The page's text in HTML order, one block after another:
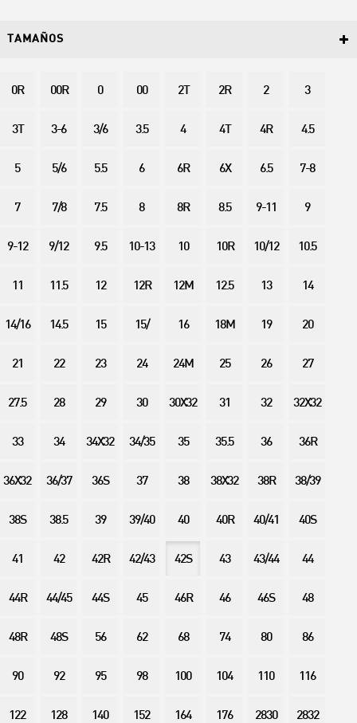
TAMAÑOS
0R 00R 0 00 2T 2R 2 3
3T 3-6 3/6 3.5 4 4T 4R 4.5
5 5/6 5.5 6 6R 6X 6.5 7-8
7 7/8 7.5 8 8R 8.5 9-11 9
9-12 9/12 9.5 10-13 10 10R 10/12 10.5
11 11.5 12 12R 12M 12.5 13 14
14/16 14.5 15 15/ 16 18M 19 20
21 22 23 24 24M 25 26 27
27.5 28 29 30 30X32 31 32 32X32
33 34 34X32 34/35 35 35.5 36 36R
36X32 36/37 36S 37 38 38X32 38R 38/39
38S 38.5 39 39/40 40 40R 40/41 40S
41 42 42R 42/43 42S 43 43/44 44
44R 44/45 44S 45 46R 46 46S 48
48R 48S 56 62 68 74 80 86
90 92 95 98 100 104 110 116
122 128 140 152 164 176 2830 2832